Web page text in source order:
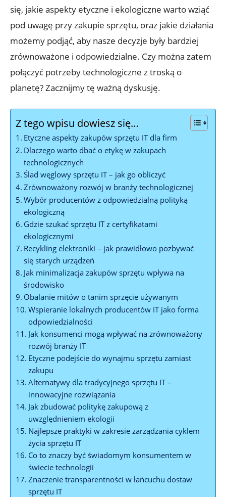
się, jakie aspekty etyczne i ekologiczne warto wziąć
pod uwagę przy zakupie sprzętu, oraz jakie działania
możemy podjąć, aby nasze decyzje były bardziej
zrównoważone i odpowiedzialne. Czy można zatem
połączyć potrzeby technologiczne z troską o
planetę? Zacznijmy tę ważną dyskusję.
Z tego wpisu dowiesz się…
Etyczne aspekty zakupów sprzętu IT dla firm
Dlaczego warto dbać o etykę w zakupach
technologicznych
Ślad węglowy sprzętu IT – jak go obliczyć
Zrównoważony rozwój w branży technologicznej
Wybór producentów z odpowiedzialną polityką
ekologiczną
Gdzie szukać sprzętu IT z certyfikatami
ekologicznymi
Recykling elektroniki – jak prawidłowo pozbywać
się starych urządzeń
Jak minimalizacja zakupów sprzętu wpływa na
środowisko
Obalanie mitów o tanim sprzęcie używanym
Wspieranie lokalnych producentów IT jako forma
odpowiedzialności
Jak konsumenci mogą wpływać na zrównoważony
rozwój branży IT
Etyczne podejście do wynajmu sprzętu zamiast
zakupu
Alternatywy dla tradycyjnego sprzętu IT –
innowacyjne rozwiązania
Jak zbudować politykę zakupową z
uwzględnieniem ekologii
Najlepsze praktyki w zakresie zarządzania cyklem
życia sprzętu IT
Co to znaczy być świadomym konsumentem w
świecie technologii
Znaczenie transparentności w łańcuchu dostaw
sprzętu IT